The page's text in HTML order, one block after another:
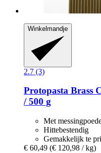
Winkelmandje
2.7 (3)
Protopasta Brass
/ 500 g
Met
Hittebestendig
Gemakkelijk te
€ 60,49 (€ 120,98 / kg)